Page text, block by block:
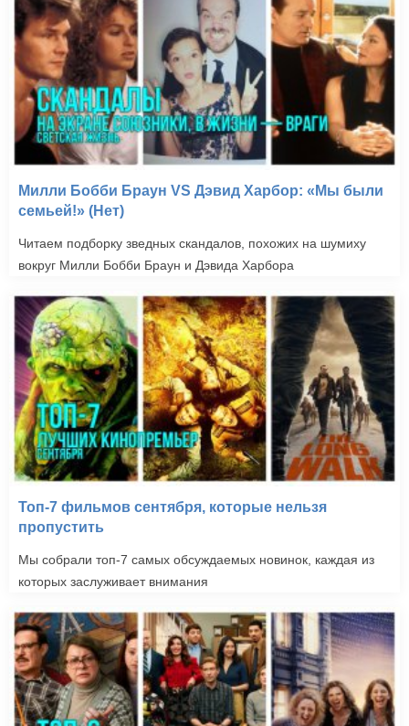
Милли Бобби Браун VS Дэвид Харбор: «Мы были
семьей!» (Нет)
Читаем подборку зведных скандалов, похожих на шумиху
вокруг Милли Бобби Браун и Дэвида Харбора
Топ-7 фильмов сентября, которые нельзя
пропустить
Мы собрали топ-7 самых обсуждаемых новинок, каждая из
которых заслуживает внимания